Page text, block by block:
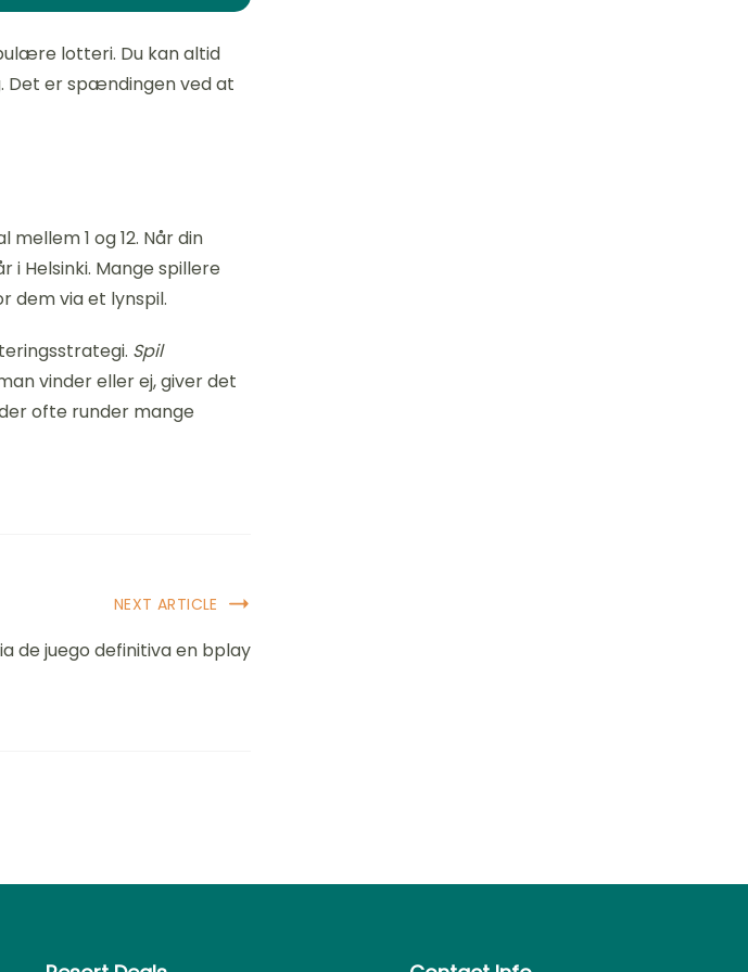
lotteri. Du kan altid
Det er spændingen ved at
1 og 12. Når din
Helsinki. Mange spillere
via et lynspil.
Spil
vinder eller ej, giver det
ofte runder mange
NEXT ARTICLE
de juego definitiva en bplay